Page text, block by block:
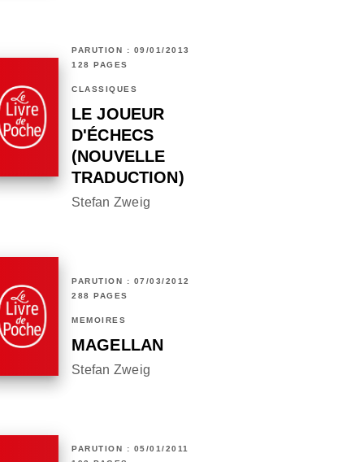
PARUTION : 09/01/2013
128 PAGES
CLASSIQUES
LE JOUEUR
D'ÉCHECS
(NOUVELLE
TRADUCTION)
Stefan Zweig
PARUTION : 07/03/2012
288 PAGES
MÉMOIRES
MAGELLAN
Stefan Zweig
PARUTION : 05/01/2011